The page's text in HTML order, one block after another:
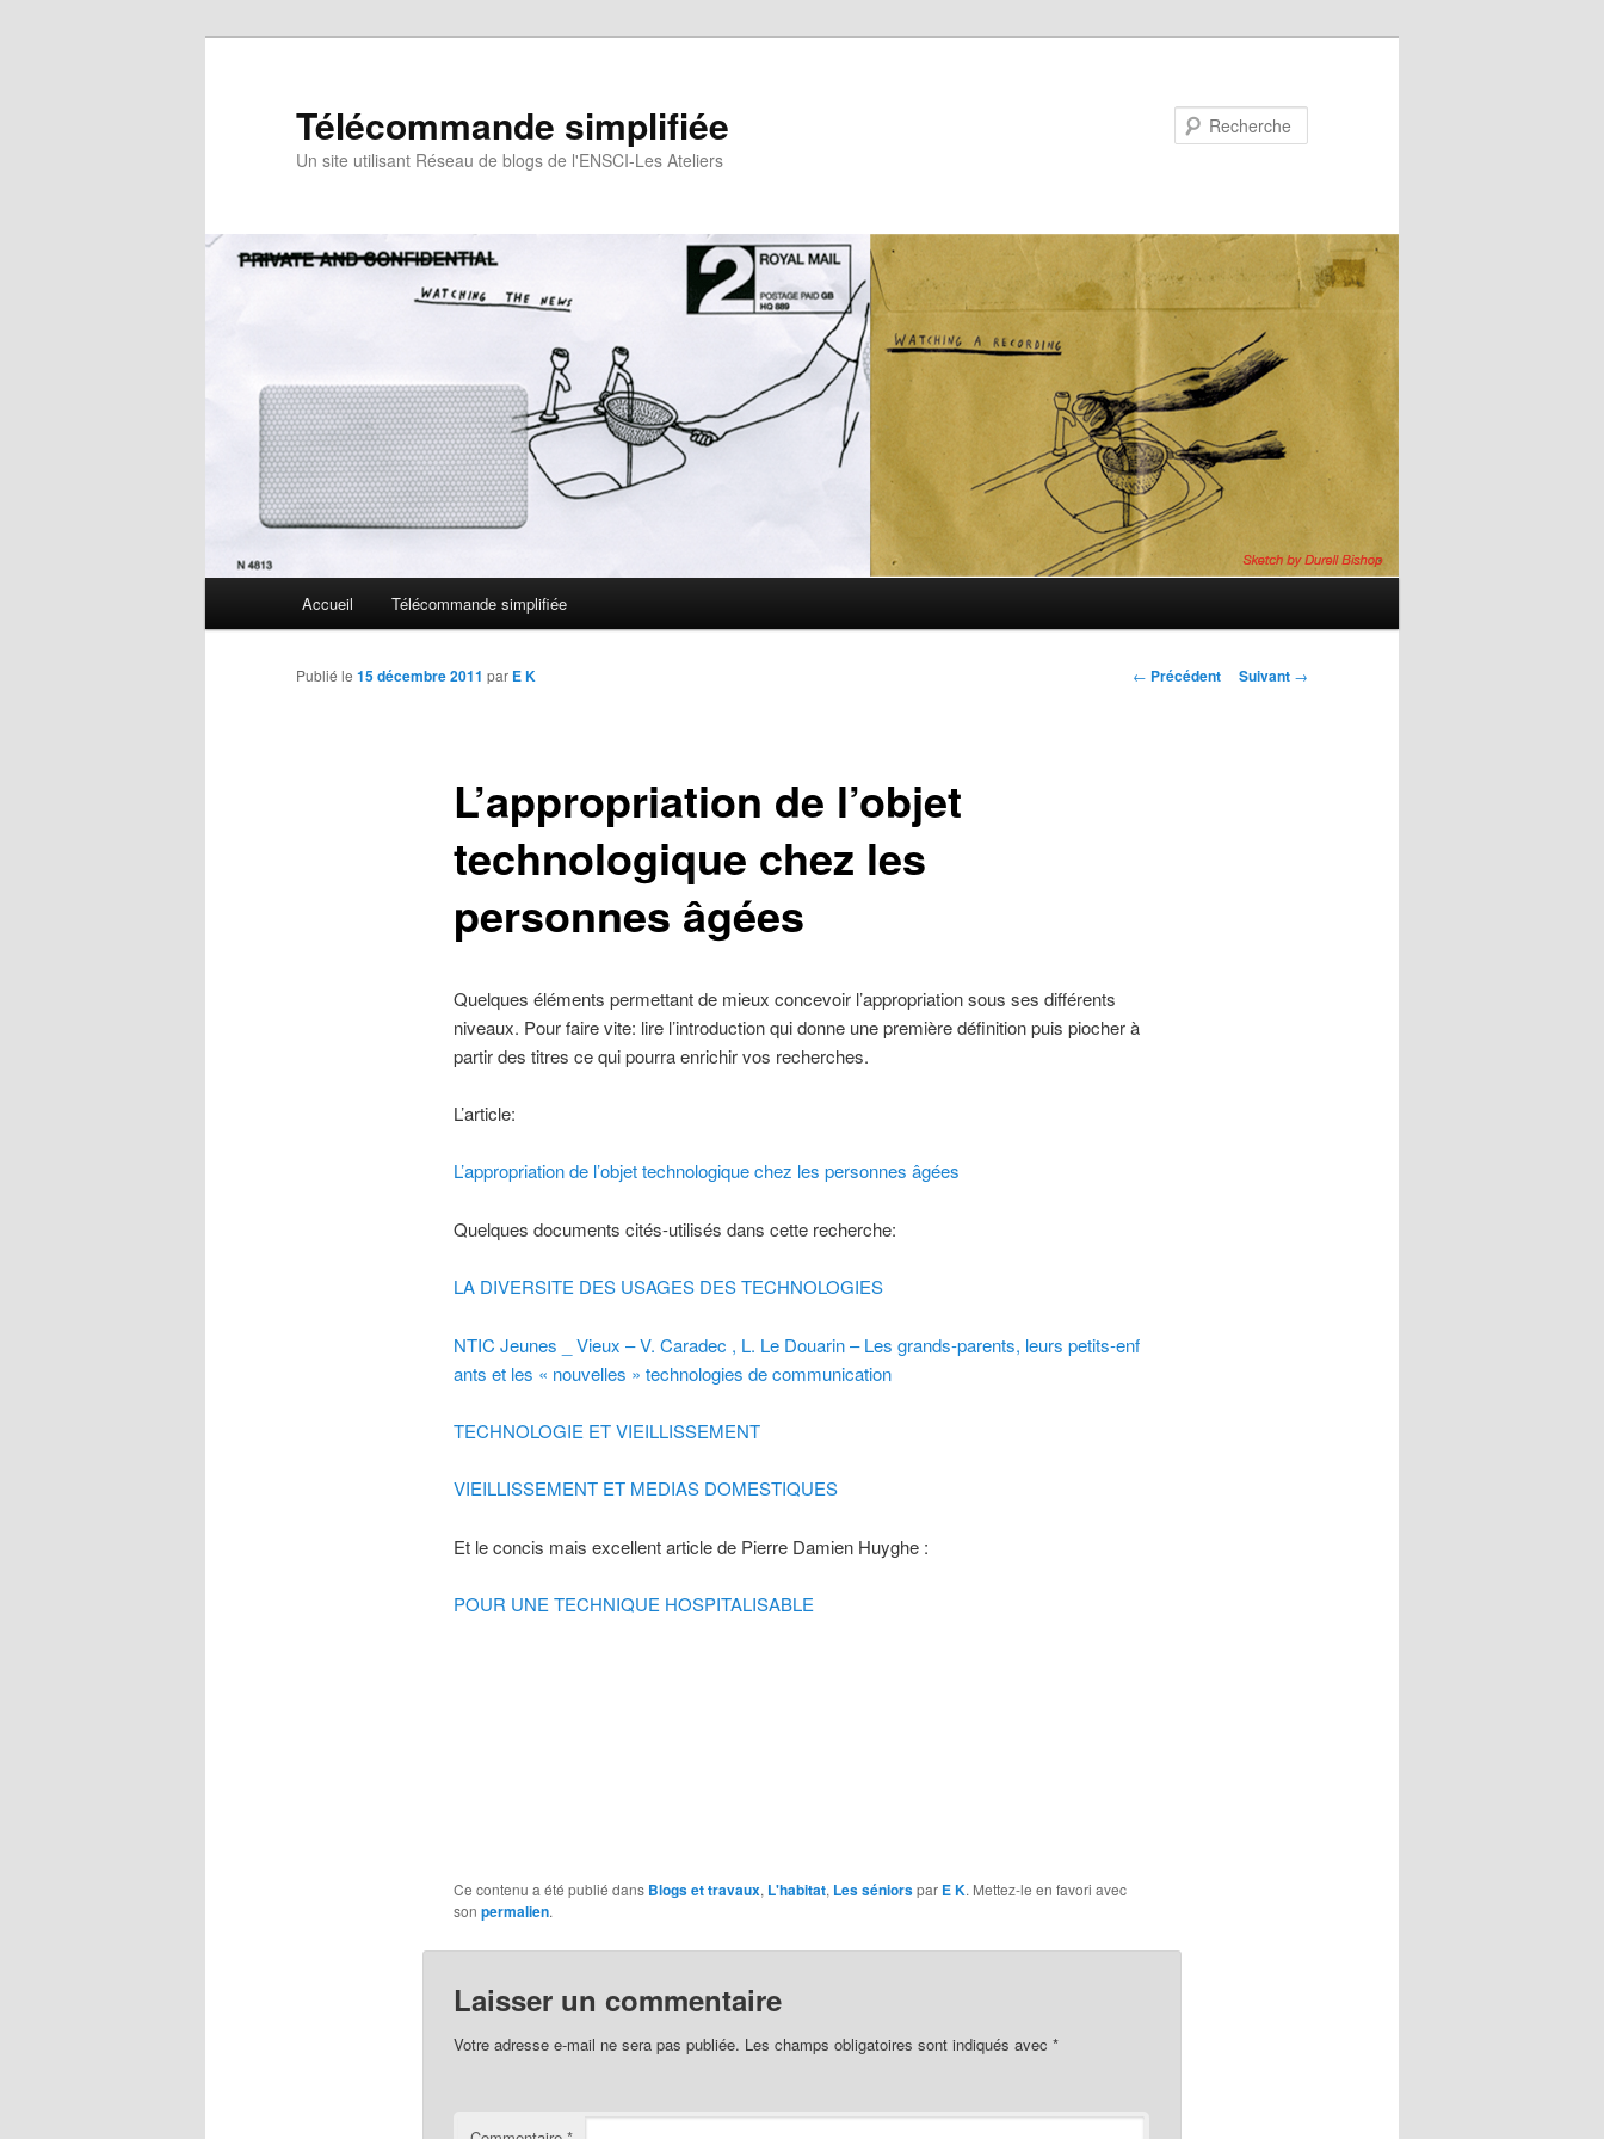
Télécommande simplifiée
Un site utilisant Réseau de blogs de l'ENSCI-Les Ateliers
Aller
au
Accueil Télécommande simplifiée
Navigation
← Précédent Suivant →
L’appropriation de l’objet
technologique chez les
personnes âgées
Publié le 15 décembre 2011 par E K
Quelques éléments permettant de mieux concevoir l’appropriation sous ses différents
niveaux. Pour faire vite: lire l’introduction qui donne une première définition puis piocher à
partir des titres ce qui pourra enrichir vos recherches.
L’article:
L’appropriation de l’objet technologique chez les personnes âgées
Quelques documents cités-utilisés dans cette recherche:
LA DIVERSITE DES USAGES DES TECHNOLOGIES
NTIC Jeunes _ Vieux – V. Caradec , L. Le Douarin – Les grands-parents, leurs petits-enf
ants et les « nouvelles » technologies de communication
TECHNOLOGIE ET VIEILLISSEMENT
VIEILLISSEMENT ET MEDIAS DOMESTIQUES
Et le concis mais excellent article de Pierre Damien Huyghe :
POUR UNE TECHNIQUE HOSPITALISABLE
Ce contenu a été publié dans Blogs et travaux, L'habitat, Les séniorspar E K. Mettez-le en favori avec
son permalien.
Laisser un commentaire
Votre adresse e-mail ne sera pas publiée. Les champs obligatoires sont indiqués avec *